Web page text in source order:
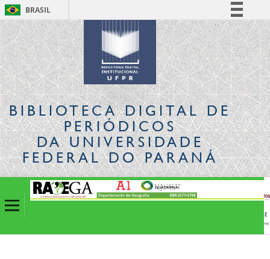
BRASIL
Simplifique!
Comunica BR
Participe
Acesso à informação
Legislação
Canais
BIBLIOTECA DIGITALDE
PERIÓDICOS
DA UNIVERSIDADE
FEDERAL DO PARANÁ